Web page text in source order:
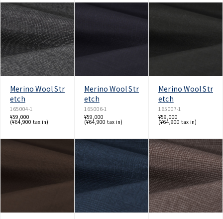
Merino Wool Str
etch
165004-1
¥59,000
(¥64,900 tax in)
Merino Wool Str
etch
165006-1
¥59,000
(¥64,900 tax in)
Merino Wool Str
etch
165007-1
¥59,000
(¥64,900 tax in)